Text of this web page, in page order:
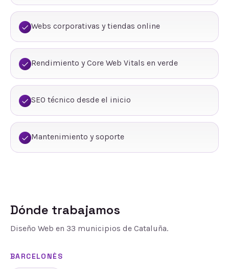
Webs corporativas y tiendas online
Rendimiento y Core Web Vitals en verde
SEO técnico desde el inicio
Mantenimiento y soporte
Dónde trabajamos
Diseño Web en 33 municipios de Cataluña.
BARCELONÈS